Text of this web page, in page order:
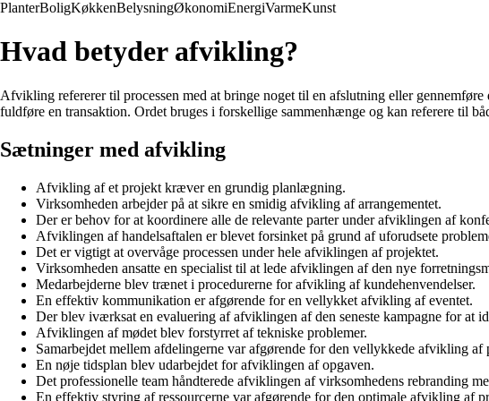
PlanterBoligKøkkenBelysningØkonomiEnergiVarmeKunst
Hvad betyder afvikling?
Afvikling refererer til processen med at bringe noget til en afslutning eller
fuldføre en transaktion. Ordet bruges i forskellige sammenhænge og kan referere til
Sætninger med afvikling
Afvikling af et projekt kræver en grundig planlægning.
Virksomheden arbejder på at sikre en smidig afvikling af arrangementet.
Der er behov for at koordinere alle de relevante parter under afviklingen af
Afviklingen af handelsaftalen er blevet forsinket på grund af uforudsete
Det er vigtigt at overvåge processen under hele afviklingen af projektet.
Virksomheden ansatte en specialist til at lede afviklingen af den nye
Medarbejderne blev trænet i procedurerne for afvikling af kundehenvendelser.
En effektiv kommunikation er afgørende for en vellykket afvikling af eventet.
Der blev iværksat en evaluering af afviklingen af den seneste kampagne for at
Afviklingen af mødet blev forstyrret af tekniske problemer.
Samarbejdet mellem afdelingerne var afgørende for den vellykkede afvikling af
En nøje tidsplan blev udarbejdet for afviklingen af opgaven.
Det professionelle team håndterede afviklingen af virksomhedens rebranding
En effektiv styring af ressourcerne var afgørende for den optimale afvikling af